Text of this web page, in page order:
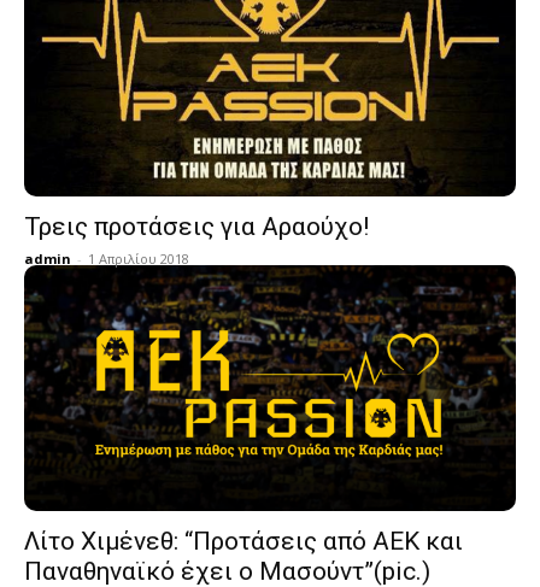
Τρεις προτάσεις για Αραούχο!
admin - 1 Απριλίου 2018
Λίτο Χιμένεθ: “Προτάσεις από ΑΕΚ και
Παναθηναϊκό έχει ο Μασούντ”(pic.)